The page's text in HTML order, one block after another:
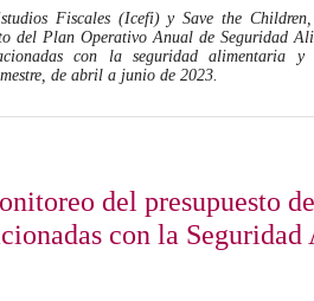
Fiscales (Icefi) y Save the
del Plan Operativo Anual de Seguridad
con la seguridad alimentaria
de abril a junio de 2023.
del presupuesto
con la